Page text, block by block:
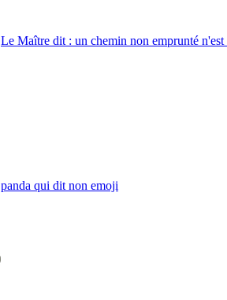
Le Maître dit : un chemin non emprunté
panda qui dit non emoji